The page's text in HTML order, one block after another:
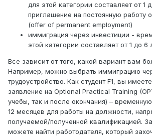
для этой категории составляет от 1
приглашение на постоянную работу
(offer of permanent employment)
иммиграция через инвестиции -
этой категории составляет от 1 до 6
Все зависит от того, какой вариант вам
Например, можно выбрать иммиграцию
трудоустройство. Как студент F1, вы
заявление на Optional Practical Training
учебы, так и после окончания) –
12 месяцев для работы на должности,
получаемой/полученной квалификацией.
можете найти работодателя, который